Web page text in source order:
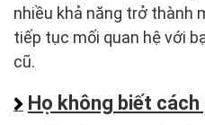
nhiều khả năng trở thành
tiếp tục mối quan hệ với
cũ.
Họ không biết